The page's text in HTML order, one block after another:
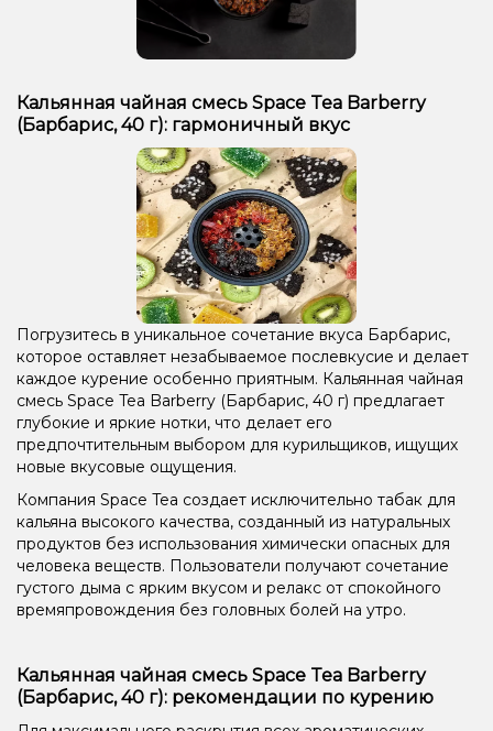
Кальянная чайная смесь Space Tea Barberry
(Барбарис, 40 г): гармоничный вкус
Погрузитесь в уникальное сочетание вкуса Барбарис,
которое оставляет незабываемое послевкусие и делает
каждое курение особенно приятным. Кальянная чайная
смесь Space Tea Barberry (Барбарис, 40 г) предлагает
глубокие и яркие нотки, что делает его
предпочтительным выбором для курильщиков, ищущих
новые вкусовые ощущения.
Компания Space Tea создает исключительно табак для
кальяна высокого качества, созданный из натуральных
продуктов без использования химически опасных для
человека веществ. Пользователи получают сочетание
густого дыма с ярким вкусом и релакс от спокойного
времяпровождения без головных болей на утро.
Кальянная чайная смесь Space Tea Barberry
(Барбарис, 40 г): рекомендации по курению